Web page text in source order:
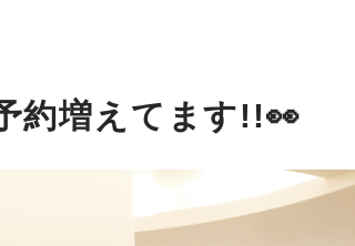
約増えてます!!👀